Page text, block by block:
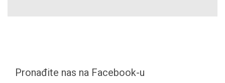
Pronađite nas na Facebook-u